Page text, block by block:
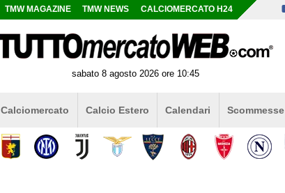
TMW MAGAZINE TMW NEWS CALCIOMERCATO H24
sabato 8 agosto 2026 ore 10:45
Calciomercato Calcio Estero Calendari Scommesse